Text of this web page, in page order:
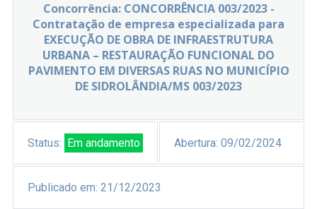
Concorrência: CONCORRÊNCIA 003/2023 -
Contratação de empresa especializada para
EXECUÇÃO DE OBRA DE INFRAESTRUTURA
URBANA – RESTAURAÇÃO FUNCIONAL DO
PAVIMENTO EM DIVERSAS RUAS NO MUNICÍPIO
DE SIDROLÂNDIA/MS 003/2023
Status: Em andamento Abertura: 09/02/2024
Publicado em: 21/12/2023